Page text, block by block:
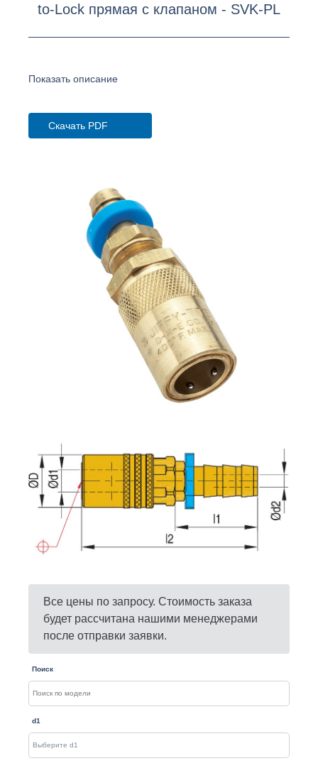
to-Lock прямая с клапаном - SVK-PL
Показать описание
Скачать PDF
Все цены по запросу. Стоимость заказа
будет рассчитана нашими менеджерами
после отправки заявки.
Поиск
d1